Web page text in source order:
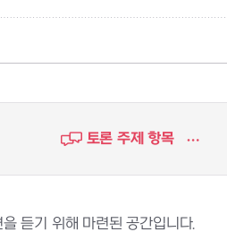
토론 주제 항목
듣기 위해 마련된 공간입니다.